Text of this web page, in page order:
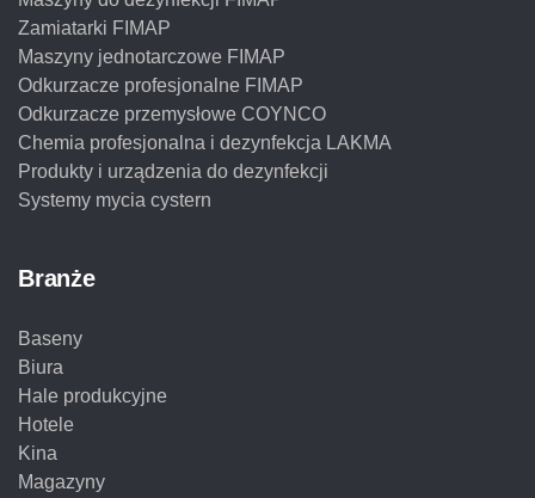
Zamiatarki FIMAP
Maszyny jednotarczowe FIMAP
Odkurzacze profesjonalne FIMAP
Odkurzacze przemysłowe COYNCO
Chemia profesjonalna i dezynfekcja LAKMA
Produkty i urządzenia do dezynfekcji
Systemy mycia cystern
Branże
Baseny
Biura
Hale produkcyjne
Hotele
Kina
Magazyny